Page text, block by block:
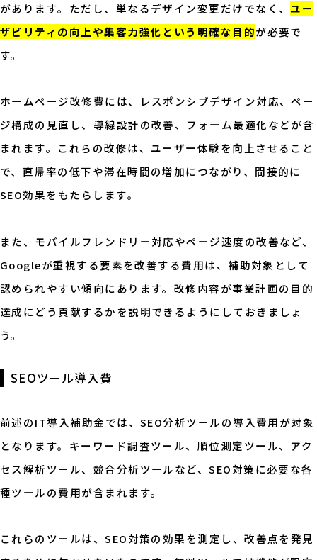
があります。ただし、単なるデザイン変更だけでなく、 ユー
ザビリティの向上や集客力強化という明確な目的が必要で
す。
ホームページ改修費には、レスポンシブデザイン対応、ペー
ジ構成の見直し、導線設計の改善、フォーム最適化などが含
まれます。これらの改修は、ユーザー体験を向上させること
で、直帰率の低下や滞在時間の増加につながり、間接的に
SEO効果をもたらします。
また、モバイルフレンドリー対応やページ速度の改善など、
Googleが重視する要素を改善する費用は、補助対象として
認められやすい傾向にあります。改修内容が事業計画の目的
達成にどう貢献するかを説明できるようにしておきましょ
う。
SEOツール導入費
前述のIT導入補助金では、SEO分析ツールの導入費用が対象
となります。キーワード調査ツール、順位測定ツール、アク
セス解析ツール、競合分析ツールなど、SEO対策に必要な各
種ツールの費用が含まれます。
これらのツールは、SEO対策の効果を測定し、改善点を発見